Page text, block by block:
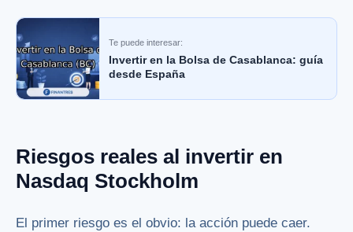
Te puede interesar:
Invertir en la Bolsa de Casablanca: guía
desde España
Riesgos reales al invertir en
Nasdaq Stockholm
El primer riesgo es el obvio: la acción puede caer.